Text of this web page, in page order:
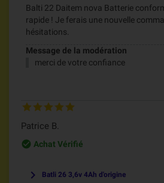
Balti 22 Daitem nova Batterie
rapide ! Je ferais une nouvelle
hésitations.
Message de la modération
merci de votre confiance
Patrice B.
check_circle_outline
Achat Vérifié
keyboard_arrow_right Batli 26 3,6v 4Ah d'origine